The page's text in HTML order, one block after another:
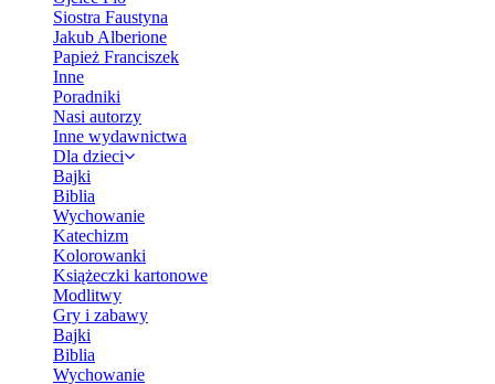
Siostra Faustyna
Jakub Alberione
Papież Franciszek
Inne
Poradniki
Nasi autorzy
Inne wydawnictwa
Dla dzieci
Bajki
Biblia
Wychowanie
Katechizm
Kolorowanki
Książeczki kartonowe
Modlitwy
Gry i zabawy
Bajki
Biblia
Wychowanie